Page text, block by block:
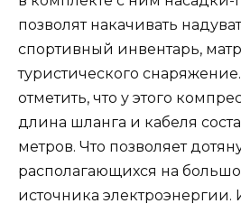
позволят накачивать
спортивный инвентарь,
туристического
отметить, что у этого
длина шланга и кабеля
метров. Что позволяет
располагающихся на
источника электроэнергии.